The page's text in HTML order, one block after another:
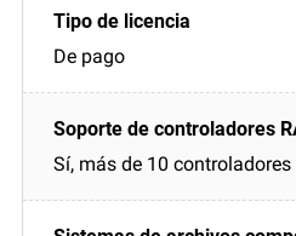
De pago
Sí, más de 10 controladores